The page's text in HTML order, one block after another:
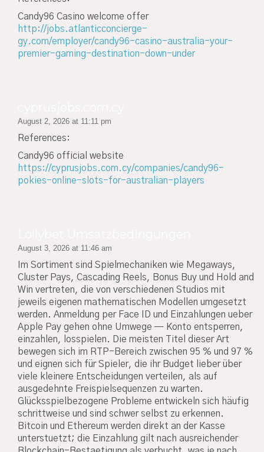
Candy96 Casino welcome offer
http://jobs.atlanticconcierge-
gy.com/employer/candy96-casino-australia-your-
premier-gaming-destination-down-under
August 2, 2026 at 11:11 pm
References:
Candy96 official website
https://cyprusjobs.com.cy/companies/candy96-
pokies-online-slots-for-australian-players
August 3, 2026 at 11:46 am
Im Sortiment sind Spielmechaniken wie Megaways,
Cluster Pays, Cascading Reels, Bonus Buy und Hold and
Win vertreten, die von verschiedenen Studios mit
jeweils eigenen mathematischen Modellen umgesetzt
werden. Anmeldung per Face ID und Einzahlungen ueber
Apple Pay gehen ohne Umwege — Konto entsperren,
einzahlen, losspielen. Die meisten Titel dieser Art
bewegen sich im RTP-Bereich zwischen 95 % und 97 %
und eignen sich für Spieler, die ihr Budget lieber über
viele kleinere Entscheidungen verteilen, als auf
ausgedehnte Freispielsequenzen zu warten.
Glücksspielbezogene Probleme entwickeln sich häufig
schrittweise und sind schwer selbst zu erkennen.
Bitcoin und Ethereum werden direkt an der Kasse
unterstuetzt; die Einzahlung gilt nach ausreichender